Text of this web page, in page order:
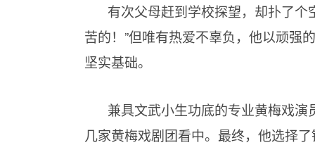
有次父母赶到学校探望，却扑了
苦的！”但唯有热爱不辜负，他以顽强
坚实基础。
兼具文武小生功底的专业黄梅戏
几家黄梅戏剧团看中。最终，他选择